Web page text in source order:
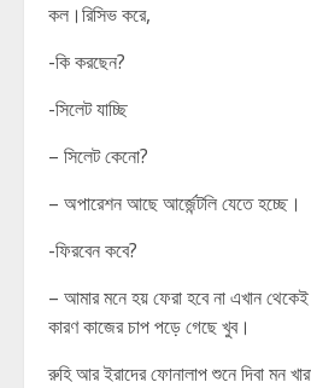
কল।রিসিভ করে,
-কি করছেন?
-সিলেট যাচ্ছি
– সিলেট কেনো?
– অপারেশন আছে আর্জেন্টলি যেতে হচ্ছে।
-ফিরবেন কবে?
– আমার মনে হয় ফেরা হবে না এখান থেকেই
কারণ কাজের চাপ পড়ে গেছে খুব।
রুহি আর ইরাদের ফোনালাপ শুনে দিবা মন